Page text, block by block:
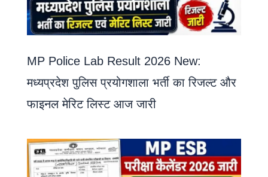
MP Police Lab Result 2026 New:
मध्यप्रदेश पुलिस प्रयोगशाला भर्ती का रिजल्ट और
फाइनल मेरिट लिस्ट आज जारी